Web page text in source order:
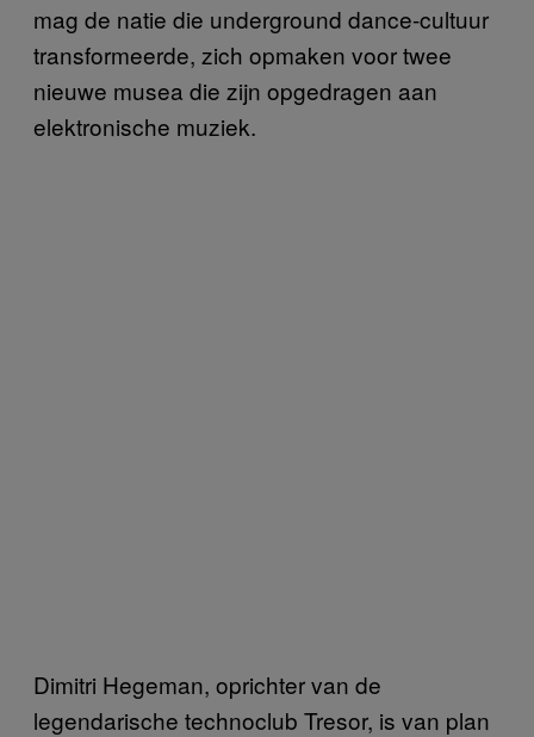
mag de natie die underground dance-cultuur
transformeerde, zich opmaken voor twee
nieuwe musea die zijn opgedragen aan
elektronische muziek.
Dimitri Hegeman, oprichter van de
legendarische technoclub Tresor, is van plan